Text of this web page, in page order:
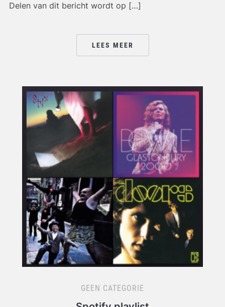
Delen van dit bericht wordt op […]
LEES MEER
GEEN CATEGORIE